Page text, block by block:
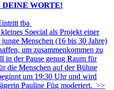
DEINE WORTE!
tba
Special als Projekt einer
Menschen (16 bis 30 Jahre)
um zusammenkommen zu
in der Pause genug Raum für
die Menschen auf der Bühne
um 19:30 Uhr und wird
Pauline Füg moderiert. >>